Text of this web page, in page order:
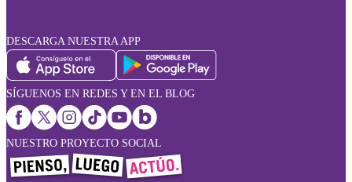
DESCARGA NUESTRA APP
SÍGUENOS EN REDES Y EN EL BLOG
NUESTRO PROYECTO SOCIAL